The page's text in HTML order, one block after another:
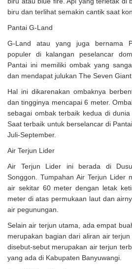
biru dan terlihat semakin cantik saat
Pantai G-Land
G-Land atau yang juga bernama
populer di kalangan peselancar
Pantai ini memiliki ombak yang
dan mendapat julukan The Seven
Hal ini dikarenakan ombaknya
dan tingginya mencapai 6 meter.
sebagai ombak terbaik kedua di
Saat terbaik untuk berselancar di
Juli-September.
Air Terjun Lider
Air Terjun Lider ini berada di
Songgon. Tumpahan Air Terjun Lider
air sekitar 60 meter dengan letak
meter di atas permukaan laut dan
air pegunungan.
Selain air terjun utama, ada empat
merupakan bagian dari aliran air
disebut-sebut merupakan air terjun
yang ada di Kabupaten Banyuwangi.